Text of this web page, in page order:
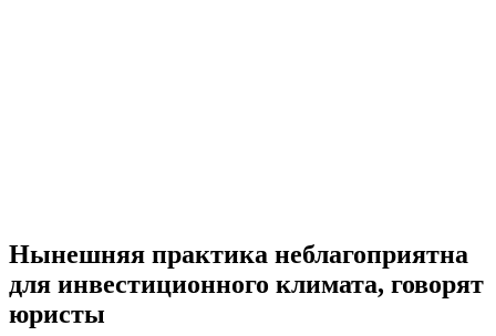
Нынешняя практика неблагоприятна
для инвестиционного климата, говорят
юристы